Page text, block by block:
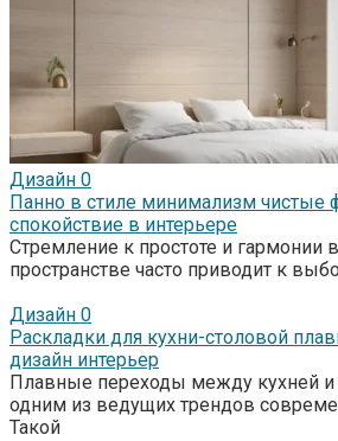
Дизайн 0
Панно в стиле минимализм чистые
спокойствие в интерьере
Стремление к простоте и гармонии
пространстве часто приводит к
Дизайн 0
Раскладки для кухни-столовой
дизайн интерьер
Плавные переходы между кухней и
одним из ведущих трендов
Такой